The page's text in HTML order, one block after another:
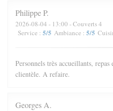
PhilippeP
2026-08-04 - 13:00 - Couverts 4
Service : 5/5 Ambiance : 5/5
Personnels très accueillants,
clientèle. A refaire.
GeorgesA